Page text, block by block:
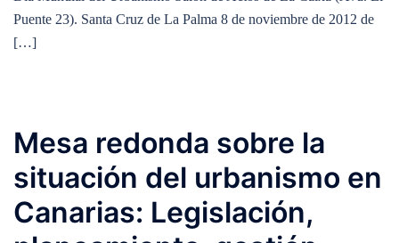
Puente 23). Santa Cruz de La Palma 8 de noviembre de 2012 de
[…]
Mesa redonda sobre la
situación del urbanismo en
Canarias: Legislación,